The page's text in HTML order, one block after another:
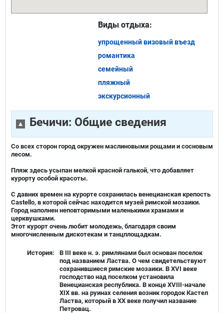
Виды отдыха:
упрощенный визовый въезд
романтика
семейный
пляжный
экскурсионный
Бечичи: Общие сведения
Со всех сторон город окружен маслиновыми рощами и сосновым
лесом.
Пляж здесь усыпан мелкой красной галькой, что добавляет
курорту особой красоты.
С давних времен на курорте сохранилась венецианская крепость
Castello, в которой сейчас находится музей римской мозаики.
Город наполнен неповторимыми маленькими храмами и
церквушками.
Этот курорт очень любит молодежь, благодаря своим
многочисленным дискотекам и танцплощадкам.
История:
В III веке н. э. римлянами был основан поселок
под названием Ластва. О чем свидетельствуют
сохранившиеся римские мозаики. В XVI веке
господство над поселком установила
Венецианская республика. В конце XVIII-начале
XIX вв. на руинах селения возник городок Кастел
Ластва, который в XX веке получил название
Петровац.